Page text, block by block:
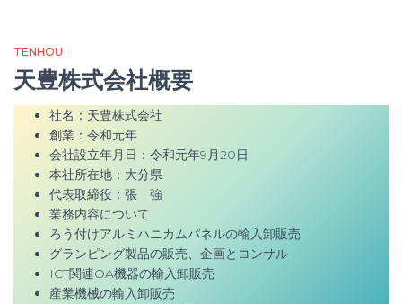
TENHOU
天豊株式会社概要
社名：天豊株式会社
創業：令和元年
会社設立年月日：令和元年9月20日
本社所在地：大分県
代表取締役：張 強
業務内容について
ろう付けアルミハニカムパネルの輸入卸販売
グランピング製品の販売、企画とコンサル
ICT関連OA機器の輸入卸販売
産業機械の輸入卸販売